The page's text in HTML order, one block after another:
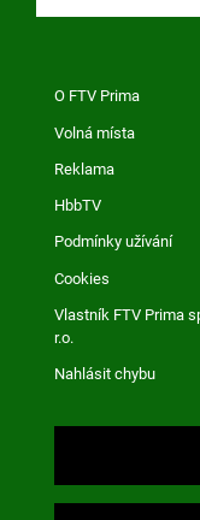
O FTV Prima
Volná místa
Reklama
HbbTV
Podmínky užívání
Cookies
Vlastník FTV Prima
r.o.
Nahlásit chybu